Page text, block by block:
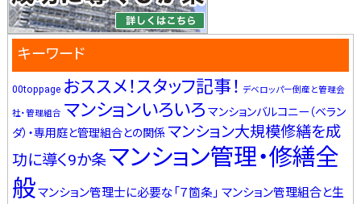
キーワード
00toppage おススメ！スタッフ記事！ デベロッパー倒産と管理会
社・管理組合 マンションいろいろ マンションバルコニー（ベラン
ダ）・専用庭と管理組合との関係 マンション大規模修繕を成
功に導く9か条マンション管理・修繕全
般マンション管理士に必要な「７箇条」 マンション管理組合と生